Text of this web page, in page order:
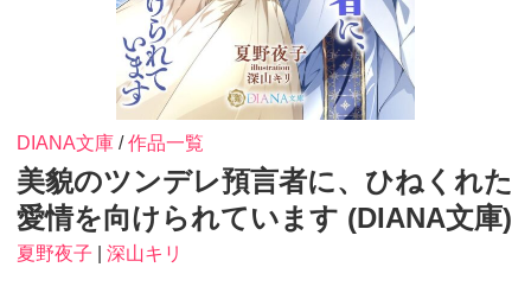
DIANA文庫 /作品一覧
美貌のツンデレ預言者に、ひねくれた
愛情を向けられています (DIANA文庫)
夏野夜子 深山キリ